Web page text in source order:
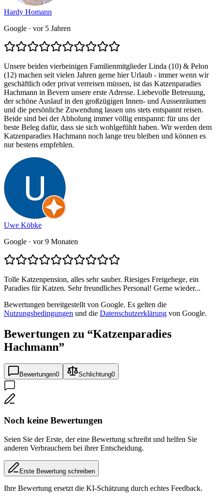
Hardy Homann
Google · vor 5 Jahren
Unsere beiden vierbeinigen Familienmitglieder Linda (10) & Pelon
(12) machen seit vielen Jahren gerne hier Urlaub - immer wenn wir
geschäftlich oder privat verreisen müssen, ist das Katzenparadies
Hachmann in Bevern unsere erste Adresse. Liebevolle Betreuung,
der schöne Auslauf in den großzügigen Innen- und Aussenräumen
und die persönliche Zuwendung lassen uns stets entspannt reisen.
Beide sind bei der Abholung immer völlig entspannt: für uns der
beste Beleg dafür, dass sie sich wohlgefühlt haben. Wir werden dem
Katzenparadies Hachmann noch lange treu bleiben und können es
nur bestens empfehlen.
Uwe Köbke
Google · vor 9 Monaten
Tolle Katzenpension, alles sehr sauber. Riesiges Freigehege, ein
Paradies für Katzen. Sehr freundliches Personal! Gerne wieder...
Bewertungen bereitgestellt von Google. Es gelten die
Nutzungsbedingungen und die Datenschutzerklärung von Google.
Bewertungen zu “Katzenparadies
Hachmann”
Bewertungen0 Schlichtung0
Noch keine Bewertungen
Seien Sie der Erste, der eine Bewertung schreibt und helfen Sie
anderen Verbrauchern bei ihrer Entscheidung.
Erste Bewertung schreiben
Ihre Bewertung ersetzt die KI-Schätzung durch echtes Feedback.